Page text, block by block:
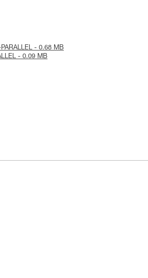
- 0.68 MB
- 0.09 MB